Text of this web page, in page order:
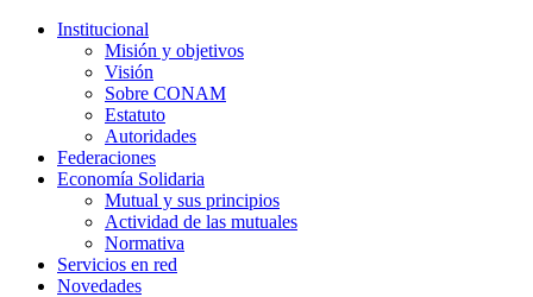
Institucional
Misión y objetivos
Visión
Sobre CONAM
Estatuto
Autoridades
Federaciones
Economía Solidaria
Mutual y sus principios
Actividad de las mutuales
Normativa
Servicios en red
Novedades